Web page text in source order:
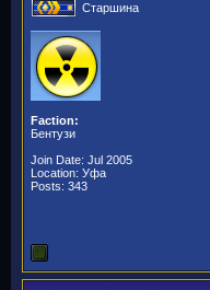
Старшина
Faction:
Бентузи
Join Date: Jul 2005
Location: Уфа
Posts: 343